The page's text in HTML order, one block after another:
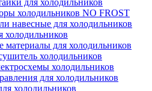
для холодильников
холодильников NO FROST
навесные для холодильников
холодильников
материалы для холодильников
холодильников
холодильников
для холодильников
холодильников